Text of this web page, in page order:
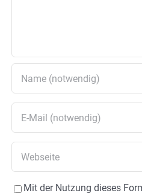
Mit der Nutzung dieses